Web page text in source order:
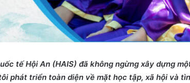
tế Hội ​​An (HAIS) đã không ngừng xây dựng
phát triển toàn diện về mặt học tập, xã hội và